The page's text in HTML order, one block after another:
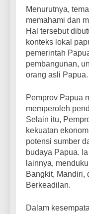
Menurutnya,
memahami dan
Hal tersebut
konteks lokal
pemerintah
pembangunan,
orang asli Papua.
Pemprov Papua
memperoleh
Selain itu,
kekuatan
potensi sumber
budaya Papua.
lainnya,
Bangkit, Mandiri,
Berkeadilan.
Dalam